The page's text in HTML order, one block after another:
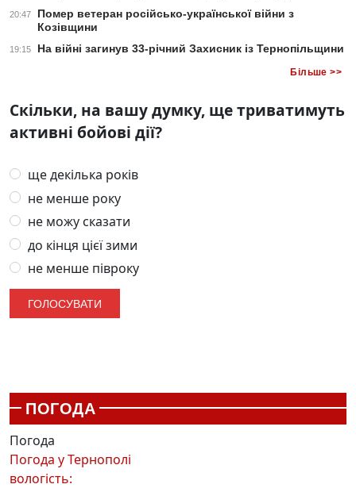
20:47
Помер ветеран російсько-української війни з
Козівщини
19:15 На війні загинув 33-річний Захисник із Тернопільщини
Більше >>
Скільки, на вашу думку, ще триватимуть
активні бойові дії?
ще декілька років
не менше року
не можу сказати
до кінця цієї зими
не менше півроку
ПОГОДА
Погода
Погода уТернополі
вологість: